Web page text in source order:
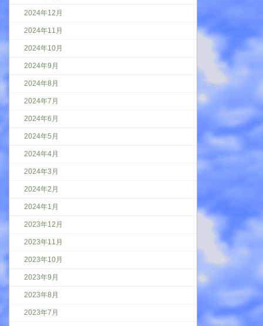
2024年12月
2024年11月
2024年10月
2024年9月
2024年8月
2024年7月
2024年6月
2024年5月
2024年4月
2024年3月
2024年2月
2024年1月
2023年12月
2023年11月
2023年10月
2023年9月
2023年8月
2023年7月